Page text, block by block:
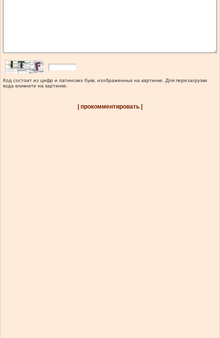
Код состоит из цифр и латинских букв, изображенных на картинке. Для перезагрузки
кода кликните на картинке.
| прокомментировать |